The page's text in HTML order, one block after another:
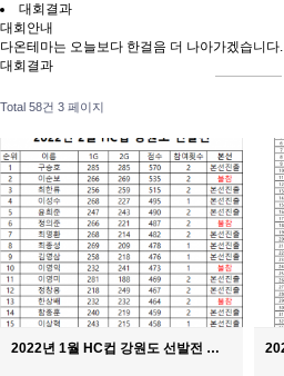
대회결과
대회안내
다온테마는 오늘보다 한걸음 더 나아가겠습니다.
대회결과
Total 58건 3 페이지
2022년 1월 HC컵 강원도 선발전 최종결과